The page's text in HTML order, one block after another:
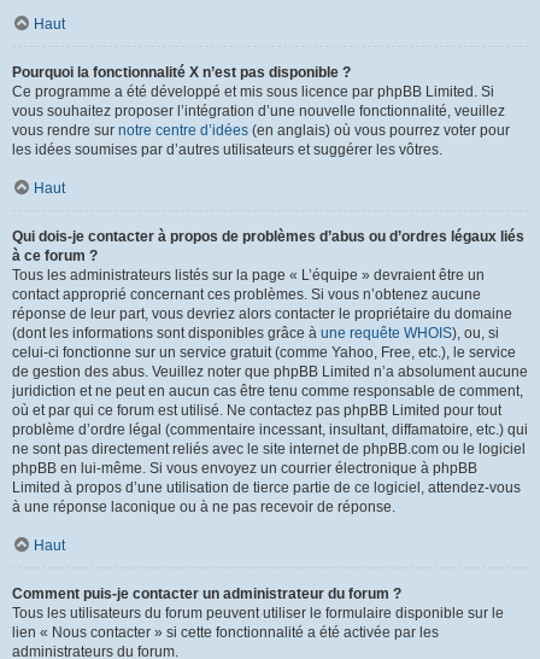
Haut
Pourquoi la fonctionnalité X n’est pas disponible ?
Ce programme a été développé et mis sous licence par phpBB Limited. Si
vous souhaitez proposer l’intégration d’une nouvelle fonctionnalité, veuillez
vous rendre sur notre centre d’idées (en anglais) où vous pourrez voter pour
les idées soumises par d’autres utilisateurs et suggérer les vôtres.
Haut
Qui dois-je contacter à propos de problèmes d’abus ou d’ordres légaux liés
à ce forum ?
Tous les administrateurs listés sur la page « L’équipe » devraient être un
contact approprié concernant ces problèmes. Si vous n’obtenez aucune
réponse de leur part, vous devriez alors contacter le propriétaire du domaine
(dont les informations sont disponibles grâce à une requête WHOIS), ou, si
celui-ci fonctionne sur un service gratuit (comme Yahoo, Free, etc.), le service
de gestion des abus. Veuillez noter que phpBB Limited n’a absolument aucune
juridiction et ne peut en aucun cas être tenu comme responsable de comment,
où et par qui ce forum est utilisé. Ne contactez pas phpBB Limited pour tout
problème d’ordre légal (commentaire incessant, insultant, diffamatoire, etc.) qui
ne sont pas directement reliés avec le site internet de phpBB.com ou le logiciel
phpBB en lui-même. Si vous envoyez un courrier électronique à phpBB
Limited à propos d’une utilisation de tierce partie de ce logiciel, attendez-vous
à une réponse laconique ou à ne pas recevoir de réponse.
Haut
Comment puis-je contacter un administrateur du forum ?
Tous les utilisateurs du forum peuvent utiliser le formulaire disponible sur le
lien « Nous contacter » si cette fonctionnalité a été activée par les
administrateurs du forum.